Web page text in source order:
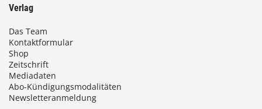
Verlag
Das Team
Kontaktformular
Shop
Zeitschrift
Mediadaten
Abo-Kündigungsmodalitäten
Newsletteranmeldung